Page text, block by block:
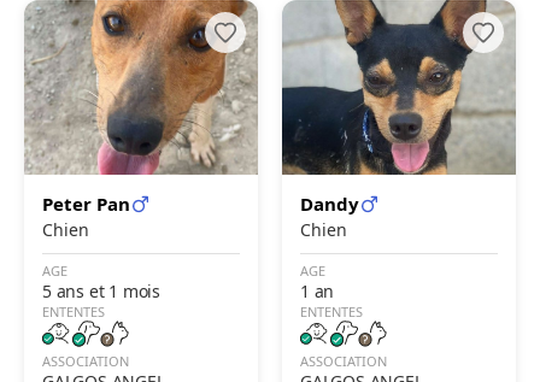
Peter Pan
Chien
AGE
5 ans et 1 mois
ENTENTES
ASSOCIATION
Dandy
Chien
AGE
1 an
ENTENTES
ASSOCIATION